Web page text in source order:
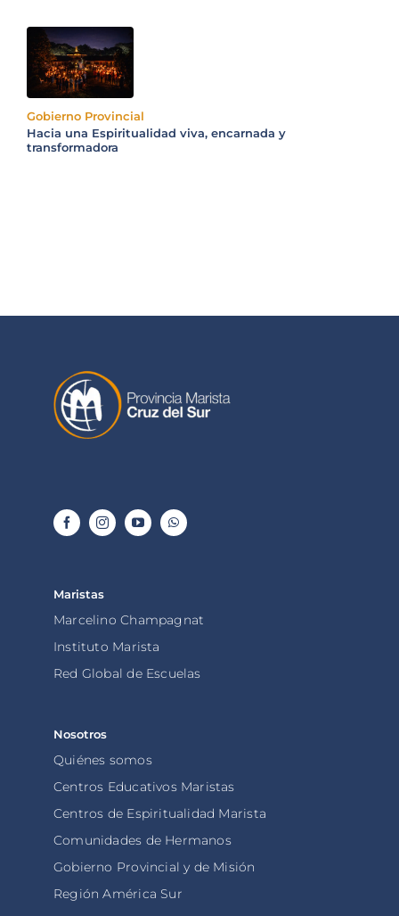
Gobierno Provincial
Hacia una Espiritualidad viva, encarnada y
transformadora
Maristas
Marcelino Champagnat
Instituto Marista
Red Global de Escuelas
Nosotros
Quiénes somos
Centros Educativos Maristas
Centros de Espiritualidad Marista
Comunidades de Hermanos
Gobierno Provincial y de Misión
Región América Sur